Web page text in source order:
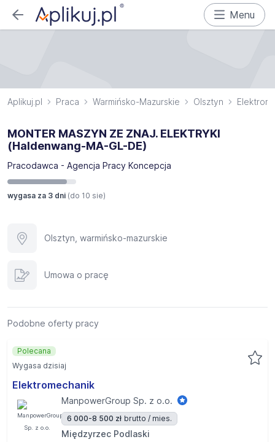
Menu
Aplikuj.pl Praca Warmińsko-Mazurskie Olsztyn
MONTER MASZYN ZE ZNAJ. ELEKTRYKI
(Haldenwang-MA-GL-DE)
Pracodawca - Agencja Pracy Koncepcja
wygasa za 3 dni (do 10 sie)
Olsztyn, warmińsko-mazurskie
Umowa o pracę
Podobne oferty pracy
Elektromechanik
ManpowerGroup Sp. z o.o.
6 000-8 500 zł brutto / mies.
Międzyrzec Podlaski
Polecana
Wygasa dzisiaj